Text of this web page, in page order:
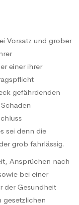
Vorsatz und grober
einer ihrer
gefährdenden
sei denn die
grob fahrlässig.
Ansprüchen nach
bei einer
der Gesundheit